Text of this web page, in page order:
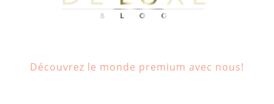
Découvrez le monde premium avec nous!